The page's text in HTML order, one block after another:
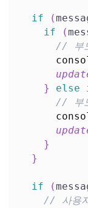
if (
if
(
// 부
}
else
// 부
}
}
if (
// 사용